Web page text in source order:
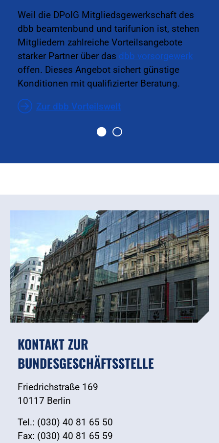
Weil die DPolG Mitgliedsgewerkschaft des
dbb beamtenbund und tarifunion ist, stehen
Mitgliedern zahlreiche Vorteilsangebote
starker Partner über das dbb vorsorgewerk
offen. Dieses Angebot sichert günstige
Konditionen mit qualifizierter Beratung.
Zur dbb Vorteilswelt
KONTAKT ZUR
BUNDESGESCHÄFTSSTELLE
Friedrichstraße 169
10117 Berlin
Tel.: (030) 40 81 65 50
Fax: (030) 40 81 65 59